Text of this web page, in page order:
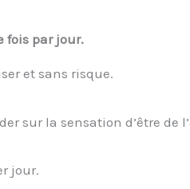
fois par jour.
et sans risque.
sur la sensation d’être de
jour.